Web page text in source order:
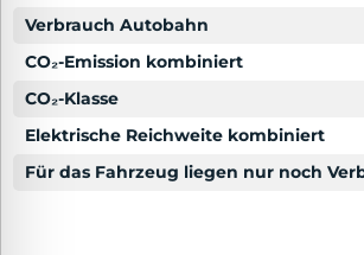
Verbrauch Autobahn
CO₂-Emission kombiniert
CO₂-Klasse
Elektrische Reichweite kombiniert
Für das Fahrzeug liegen nur noch